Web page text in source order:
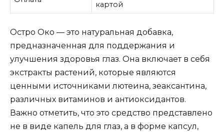
картой
Остро Око — это натуральная добавка,
предназначенная для поддержания и
улучшения здоровья глаз. Она включает в себя
экстракты растений, которые являются
ценными источниками лютеина, зеаксантина,
различных витаминов и антиоксидантов.
Важно отметить, что это средство представлено
не в виде капель для глаз, а в форме капсул,